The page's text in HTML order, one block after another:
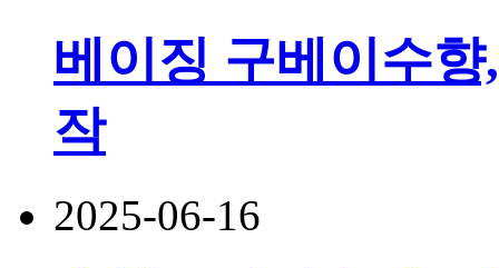
베이징 구베이수
작
2025-06-16